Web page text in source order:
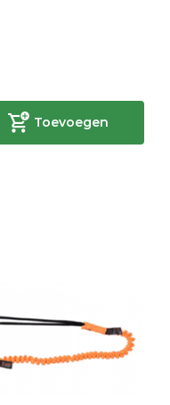
Toevoegen